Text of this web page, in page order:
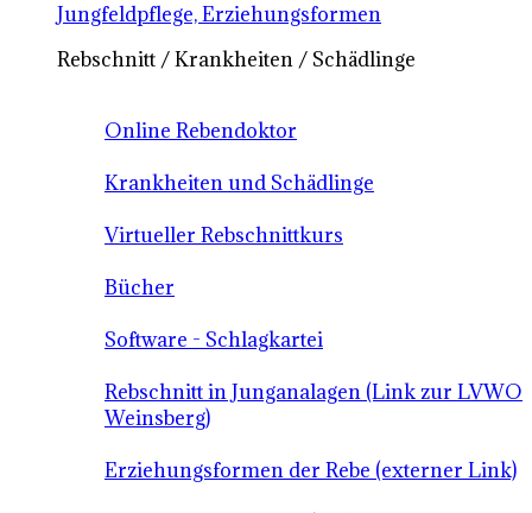
Jungfeldpflege, Erziehungsformen
Rebschnitt / Krankheiten / Schädlinge
Online Rebendoktor
Krankheiten und Schädlinge
Virtueller Rebschnittkurs
Bücher
Software - Schlagkartei
Rebschnitt in Junganalagen (Link zur LVWO
Weinsberg)
Erziehungsformen der Rebe (externer Link)